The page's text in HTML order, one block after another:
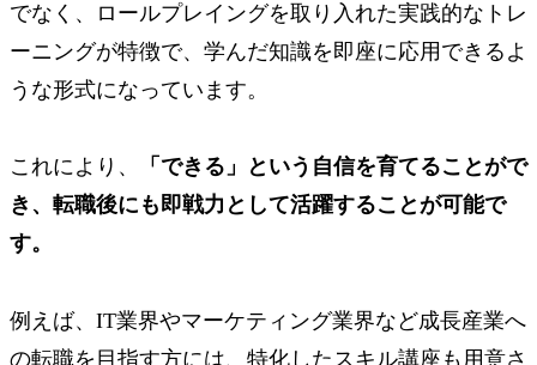
でなく、ロールプレイングを取り入れた実践的なトレ
ーニングが特徴で、学んだ知識を即座に応用できるよ
うな形式になっています。
これにより、
「できる」という自信を育てることがで
き、転職後にも即戦力として活躍することが可能で
す。
例えば、IT業界やマーケティング業界など成長産業へ
の転職を目指す方には、特化したスキル講座も用意さ